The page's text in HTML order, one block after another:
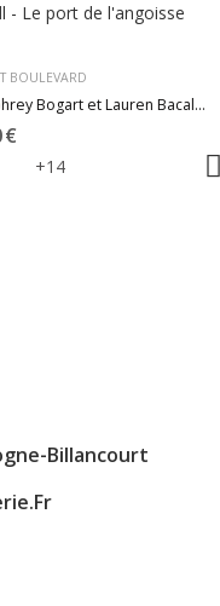
BOULEVARD
Humphrey Bogart et Lauren Bacall - Le port de...
€
+14
Billancourt